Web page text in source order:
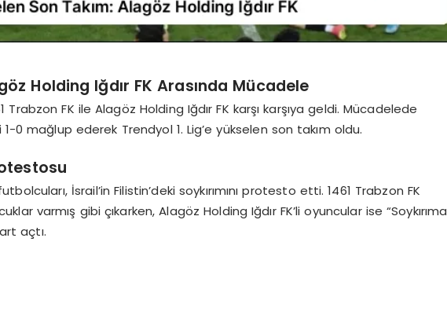
Holding Iğdır FK Arasında Mücadele
Trabzon FK ile Alagöz Holding Iğdır FK karşı karşıya geldi. Mücadelede
1-0 mağlup ederek Trendyol 1. Lig’e yükselen son takım oldu.
İsrail’in Filistin’deki soykırımını protesto etti. 1461 Trabzon FK
varmış gibi çıkarken, Alagöz Holding Iğdır FK’li oyuncular ise “Soykırıma
açtı.